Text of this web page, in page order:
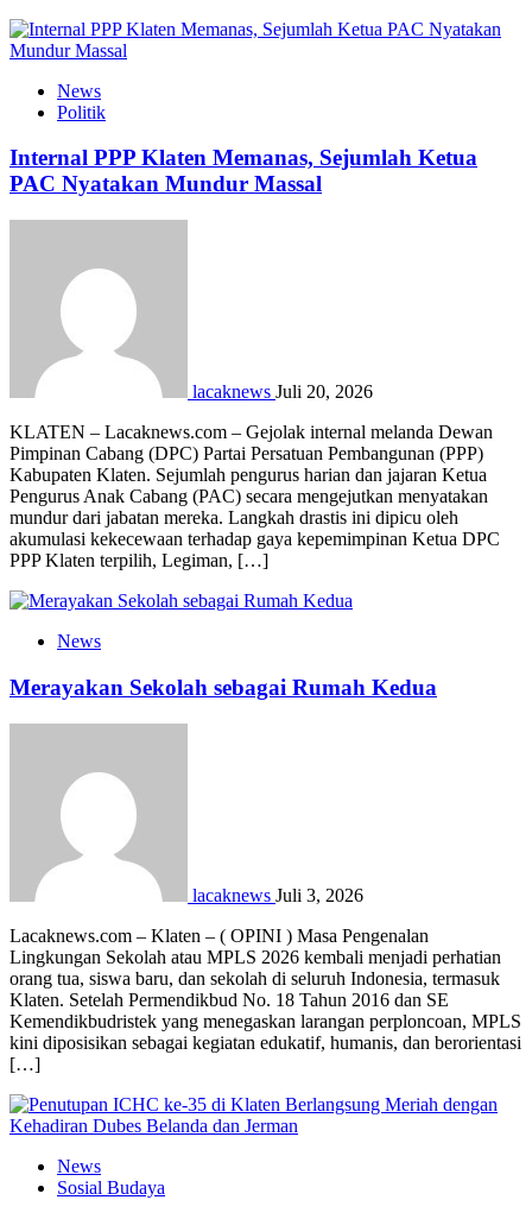
News
Politik
Internal PPP Klaten Memanas, Sejumlah Ketua
PAC Nyatakan Mundur Massal
lacaknews Juli 20, 2026
KLATEN – Lacaknews.com – Gejolak internal melanda Dewan
Pimpinan Cabang (DPC) Partai Persatuan Pembangunan (PPP)
Kabupaten Klaten. Sejumlah pengurus harian dan jajaran Ketua
Pengurus Anak Cabang (PAC) secara mengejutkan menyatakan
mundur dari jabatan mereka. Langkah drastis ini dipicu oleh
akumulasi kekecewaan terhadap gaya kepemimpinan Ketua DPC
PPP Klaten terpilih, Legiman, […]
News
Merayakan Sekolah sebagai Rumah Kedua
lacaknews Juli 3, 2026
Lacaknews.com – Klaten – ( OPINI ) Masa Pengenalan
Lingkungan Sekolah atau MPLS 2026 kembali menjadi perhatian
orang tua, siswa baru, dan sekolah di seluruh Indonesia, termasuk
Klaten. Setelah Permendikbud No. 18 Tahun 2016 dan SE
Kemendikbudristek yang menegaskan larangan perploncoan, MPLS
kini diposisikan sebagai kegiatan edukatif, humanis, dan berorientasi
[…]
News
Sosial Budaya